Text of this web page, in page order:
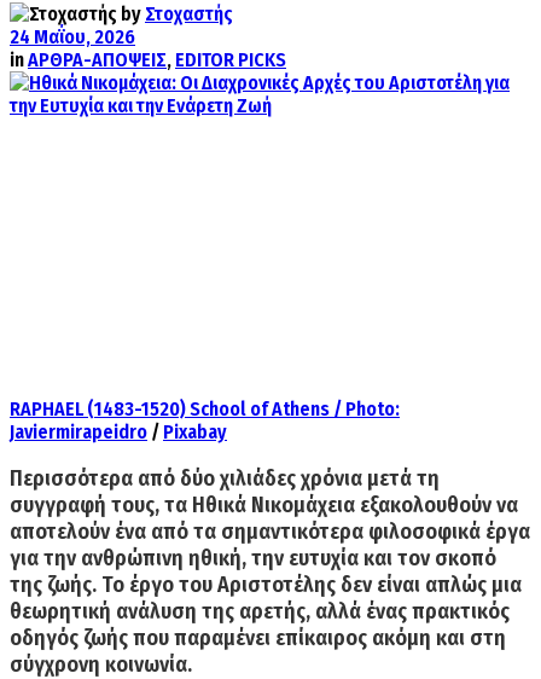
by Στοχαστής
24 Μαΐου, 2026
inΑΡΘΡΑ-ΑΠΟΨΕΙΣ, EDITOR PICKS
RAPHAEL (1483-1520) School of Athens / Photo:
Javiermirapeidro / Pixabay
Περισσότερα από δύο χιλιάδες χρόνια μετά τη
συγγραφή τους, τα Ηθικά Νικομάχεια εξακολουθούν να
αποτελούν ένα από τα σημαντικότερα φιλοσοφικά έργα
για την ανθρώπινη ηθική, την ευτυχία και τον σκοπό
της ζωής. Το έργο του Αριστοτέλης δεν είναι απλώς μια
θεωρητική ανάλυση της αρετής, αλλά ένας πρακτικός
οδηγός ζωής που παραμένει επίκαιρος ακόμη και στη
σύγχρονη κοινωνία.